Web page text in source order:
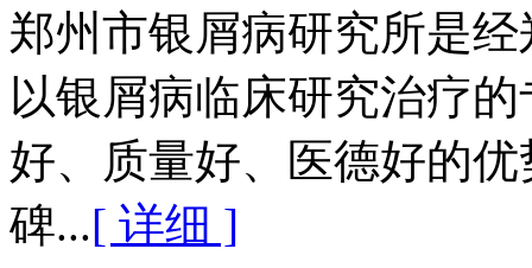
郑州市银屑病研究所是
以银屑病临床研究治疗
好、质量好、医德好的
碑...[ 详细 ]